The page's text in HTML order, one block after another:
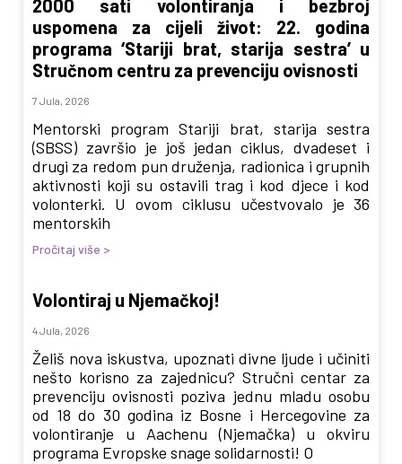
2000 sati volontiranja i bezbroj
uspomena za cijeli život: 22. godina
programa ‘Stariji brat, starija sestra’ u
Stručnom centru za prevenciju ovisnosti
7 Jula, 2026
Mentorski program Stariji brat, starija sestra
(SBSS) završio je još jedan ciklus, dvadeset i
drugi za redom pun druženja, radionica i grupnih
aktivnosti koji su ostavili trag i kod djece i kod
volonterki. U ovom ciklusu učestvovalo je 36
mentorskih
Pročitaj više >
Volontiraj u Njemačkoj!
4 Jula, 2026
Želiš nova iskustva, upoznati divne ljude i učiniti
nešto korisno za zajednicu? Stručni centar za
prevenciju ovisnosti poziva jednu mladu osobu
od 18 do 30 godina iz Bosne i Hercegovine za
volontiranje u Aachenu (Njemačka) u okviru
programa Evropske snage solidarnosti! O